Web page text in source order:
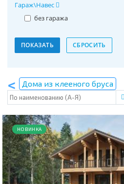
Гараж\Навес
без гаража
Дома из клееного бруса
НОВИНКА